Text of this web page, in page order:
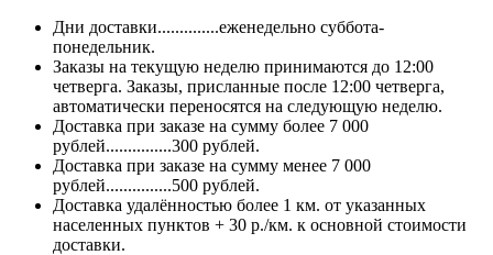
Дни доставки..............еженедельно суббота-
понедельник.
Заказы на текущую неделю принимаются до 12:00
четверга. Заказы, присланные после 12:00 четверга,
автоматически переносятся на следующую неделю.
Доставка при заказе на сумму более 7 000
рублей...............300 рублей.
Доставка при заказе на сумму менее 7 000
рублей...............500 рублей.
Доставка удалённостью более 1 км. от указанных
населенных пунктов + 30 р./км. к основной стоимости
доставки.